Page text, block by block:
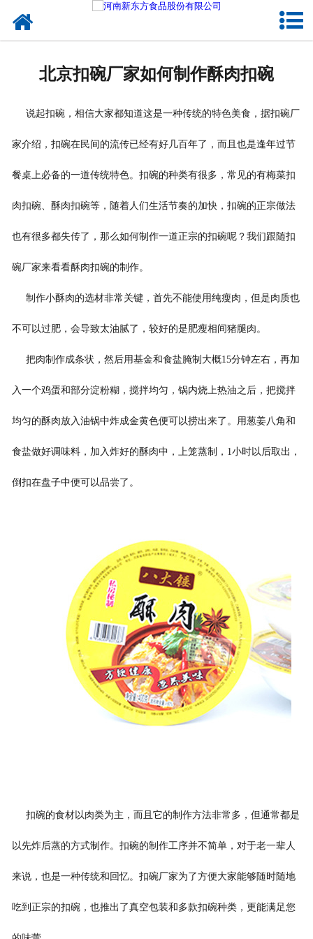
联系我们
北京扣碗厂家如何制作酥肉扣碗
说起扣碗，相信大家都知道这是一种传统的特色美食，据扣碗厂
家介绍，扣碗在民间的流传已经有好几百年了，而且也是逢年过节
餐桌上必备的一道传统特色。扣碗的种类有很多，常见的有梅菜扣
肉扣碗、酥肉扣碗等，随着人们生活节奏的加快，扣碗的正宗做法
也有很多都失传了，那么如何制作一道正宗的扣碗呢？我们跟随扣
碗厂家来看看酥肉扣碗的制作。
制作小酥肉的选材非常关键，首先不能使用纯瘦肉，但是肉质也
不可以过肥，会导致太油腻了，较好的是肥瘦相间猪腿肉。
把肉制作成条状，然后用基金和食盐腌制大概15分钟左右，再加
入一个鸡蛋和部分淀粉糊，搅拌均匀，锅内烧上热油之后，把搅拌
均匀的酥肉放入油锅中炸成金黄色便可以捞出来了。用葱姜八角和
食盐做好调味料，加入炸好的酥肉中，上笼蒸制，1小时以后取出，
倒扣在盘子中便可以品尝了。
扣碗的食材以肉类为主，而且它的制作方法非常多，但通常都是
以先炸后蒸的方式制作。扣碗的制作工序并不简单，对于老一辈人
来说，也是一种传统和回忆。扣碗厂家为了方便大家能够随时随地
吃到正宗的扣碗，也推出了真空包装和多款扣碗种类，更能满足您